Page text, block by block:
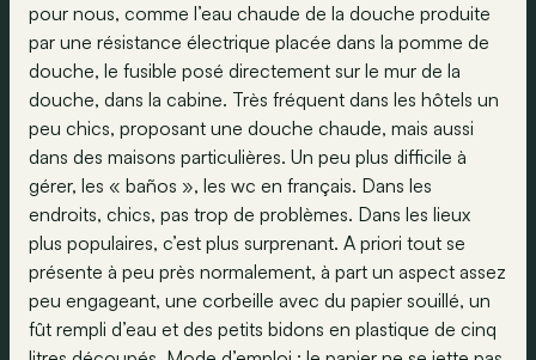
pour nous, comme l’eau chaude de la douche produite
par une résistance électrique placée dans la pomme de
douche, le fusible posé directement sur le mur de la
douche, dans la cabine. Très fréquent dans les hôtels un
peu chics, proposant une douche chaude, mais aussi
dans des maisons particulières. Un peu plus difficile à
gérer, les « baños », les wc en français. Dans les
endroits, chics, pas trop de problèmes. Dans les lieux
plus populaires, c’est plus surprenant. A priori tout se
présente à peu près normalement, à part un aspect assez
peu engageant, une corbeille avec du papier souillé, un
fût rempli d’eau et des petits bidons en plastique de cinq